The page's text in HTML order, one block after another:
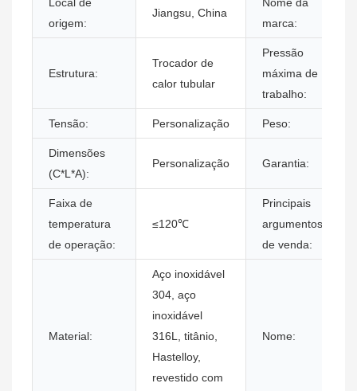
Local de
origem:
Jiangsu, China
Nome da
marca:
Estrutura:
Trocador de
calor tubular
Pressão
máxima de
trabalho:
Tensão: Personalização Peso:
Dimensões
(C*L*A):
Personalização Garantia:
Faixa de
temperatura
de operação:
≤120℃
Principais
argumentos
de venda:
Material:
Aço inoxidável
304, aço
inoxidável
316L, titânio,
Hastelloy,
revestido com
Nome: